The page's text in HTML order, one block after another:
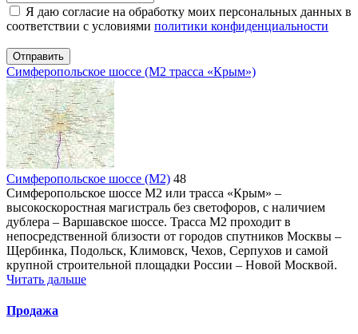
Я даю согласие на обработку моих персональных данных в
соответствии с условиями политики конфиденциальности
Отправить
Симферопольское шоссе (М2 трасса «Крым»)
Симферопольское шоссе (М2) 48
Симферопольское шоссе М2 или трасса «Крым» –
высокоскоростная магистраль без светофоров, с наличием
дублера – Варшавское шоссе. Трасса М2 проходит в
непосредственной близости от городов спутников Москвы –
Щербинка, Подольск, Климовск, Чехов, Серпухов и самой
крупной строительной площадки России – Новой Москвой.
Читать дальше
Продажа